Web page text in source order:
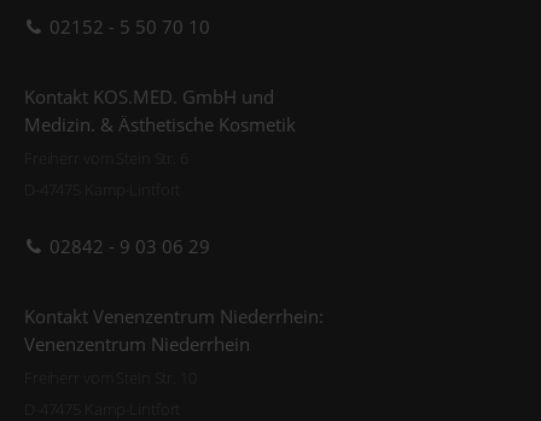
02152 - 5 50 70 10
Kontakt KOS.MED. GmbH und
Medizin. & Ästhetische Kosmetik
02842 - 9 03 06 29
Kontakt Venenzentrum Niederrhein:
Venenzentrum Niederrhein